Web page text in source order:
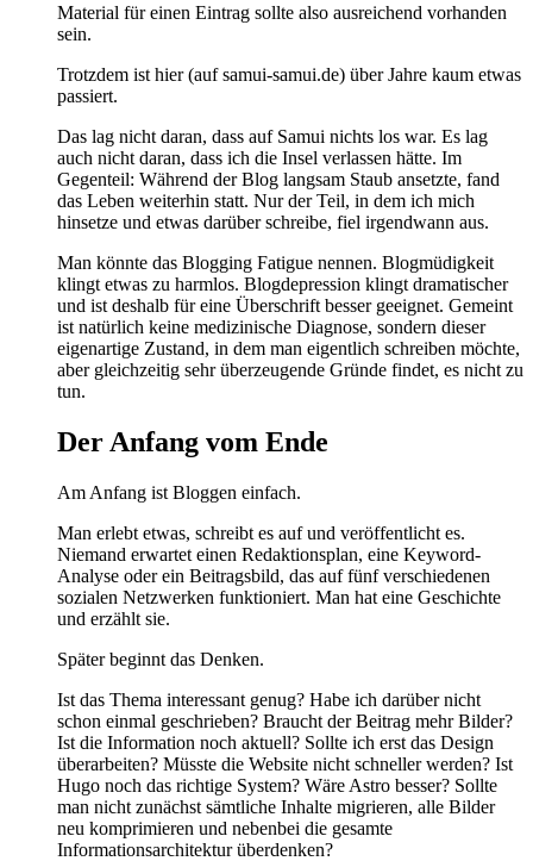
Material für einen Eintrag sollte also ausreichend vorhanden
sein.
Trotzdem ist hier (auf samui-samui.de) über Jahre kaum etwas
passiert.
Das lag nicht daran, dass auf Samui nichts los war. Es lag
auch nicht daran, dass ich die Insel verlassen hätte. Im
Gegenteil: Während der Blog langsam Staub ansetzte, fand
das Leben weiterhin statt. Nur der Teil, in dem ich mich
hinsetze und etwas darüber schreibe, fiel irgendwann aus.
Man könnte das Blogging Fatigue nennen. Blogmüdigkeit
klingt etwas zu harmlos. Blogdepression klingt dramatischer
und ist deshalb für eine Überschrift besser geeignet. Gemeint
ist natürlich keine medizinische Diagnose, sondern dieser
eigenartige Zustand, in dem man eigentlich schreiben möchte,
aber gleichzeitig sehr überzeugende Gründe findet, es nicht zu
tun.
Der Anfang vom Ende
Am Anfang ist Bloggen einfach.
Man erlebt etwas, schreibt es auf und veröffentlicht es.
Niemand erwartet einen Redaktionsplan, eine Keyword-
Analyse oder ein Beitragsbild, das auf fünf verschiedenen
sozialen Netzwerken funktioniert. Man hat eine Geschichte
und erzählt sie.
Später beginnt das Denken.
Ist das Thema interessant genug? Habe ich darüber nicht
schon einmal geschrieben? Braucht der Beitrag mehr Bilder?
Ist die Information noch aktuell? Sollte ich erst das Design
überarbeiten? Müsste die Website nicht schneller werden? Ist
Hugo noch das richtige System? Wäre Astro besser? Sollte
man nicht zunächst sämtliche Inhalte migrieren, alle Bilder
neu komprimieren und nebenbei die gesamte
Informationsarchitektur überdenken?